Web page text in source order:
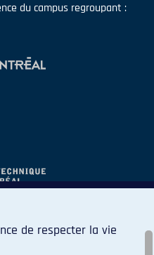
du campus regroupant :
de respecter la vie